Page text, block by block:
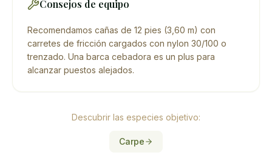
Consejos de equipo
Recomendamos cañas de 12 pies (3,60 m) con
carretes de fricción cargados con nylon 30/100 o
trenzado. Una barca cebadora es un plus para
alcanzar puestos alejados.
Descubrir las especies objetivo:
Carpe